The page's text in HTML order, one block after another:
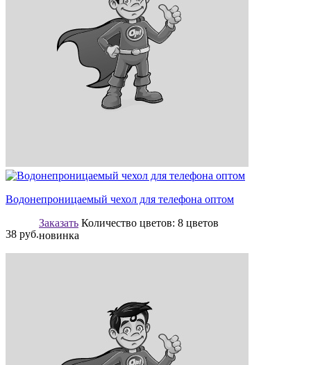
Водонепроницаемый чехол для телефона оптом
38 руб.
Заказать Количество цветов: 8 цветов
новинка